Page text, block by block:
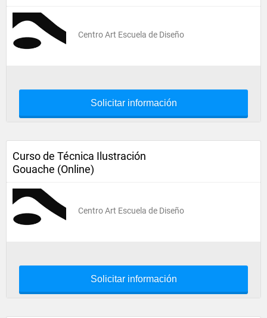
Centro Art Escuela de Diseño
Solicitar información
Curso de Técnica Ilustración
Gouache (Online)
Centro Art Escuela de Diseño
Solicitar información